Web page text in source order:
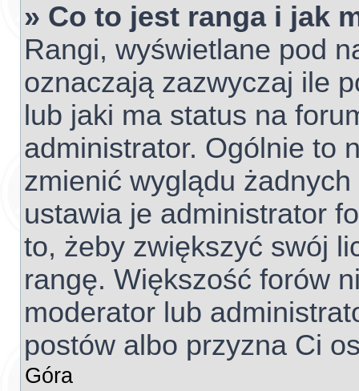
» Co to jest ranga i jak
Rangi, wyświetlane pod
oznaczają zazwyczaj ile
lub jaki ma status na
administrator. Ogólnie to
zmienić wyglądu
ustawia je administrator
to, żeby zwiększyć swój
rangę. Większość forów
moderator lub
postów albo przyzna Ci
Góra